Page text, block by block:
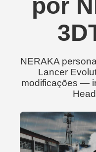
por
NERAKA
Lancer
modificações —